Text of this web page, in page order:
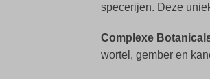
specerijen. Deze
Complexe
wortel, gember en